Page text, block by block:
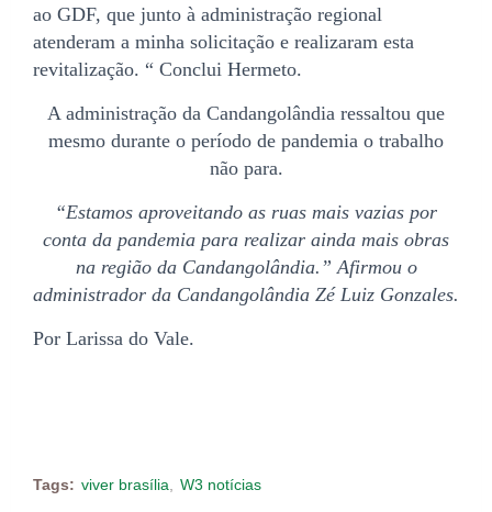
ao GDF, que junto à administração regional
atenderam a minha solicitação e realizaram esta
revitalização. “ Conclui Hermeto.
A administração da Candangolândia ressaltou que
mesmo durante o período de pandemia o trabalho
não para.
“Estamos aproveitando as ruas mais vazias por
conta da pandemia para realizar ainda mais obras
na região da Candangolândia.” Afirmou o
administrador da Candangolândia Zé Luiz Gonzales.
Por Larissa do Vale.
Tags: viver brasília W3 notícias